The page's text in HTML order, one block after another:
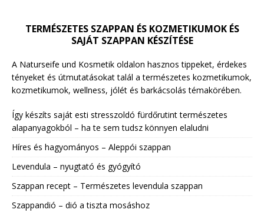
TERMÉSZETES SZAPPAN ÉS KOZMETIKUMOK ÉS
SAJÁT SZAPPAN KÉSZÍTÉSE
A Naturseife und Kosmetik oldalon hasznos tippeket, érdekes
tényeket és útmutatásokat talál a természetes kozmetikumok,
kozmetikumok, wellness, jólét és barkácsolás témakörében.
Így készíts saját esti stresszoldó fürdőrutint természetes
alapanyagokból – ha te sem tudsz könnyen elaludni
Híres és hagyományos – Aleppói szappan
Levendula – nyugtató és gyógyító
Szappan recept – Természetes levendula szappan
Szappandió – dió a tiszta mosáshoz